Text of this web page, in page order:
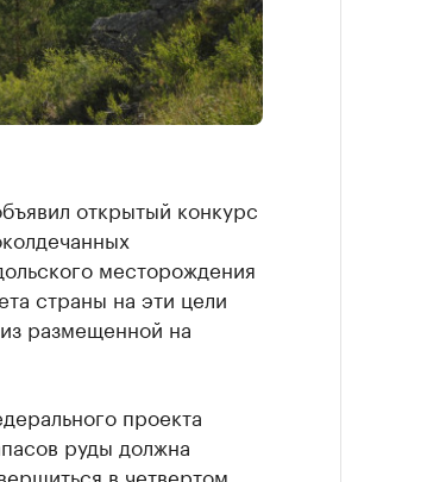
открытый конкурс
месторождения
страны на эти цели
размещенной на
проекта
руды должна
в четвертом